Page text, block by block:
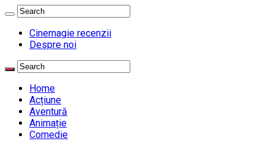
Cinemagie recenzii
Despre noi
Home
Acțiune
Aventură
Animație
Comedie